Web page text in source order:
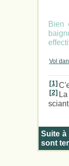
Bien
Vol
[1]
[2]
Suite
sont